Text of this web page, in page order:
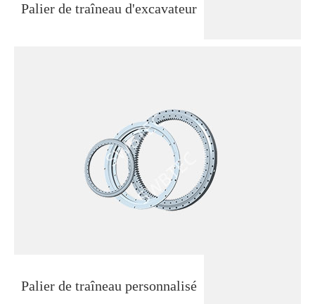
Palier de traîneau d'excavateur
Palier de traîneau personnalisé